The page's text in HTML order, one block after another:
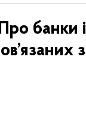
банки і
з